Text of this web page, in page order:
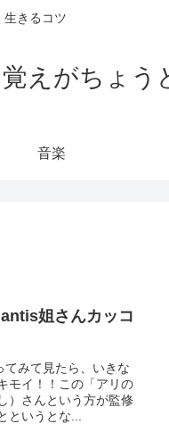
生きるコツ
えがちょう
音楽
姐さんカッコ
てみて見たら、いきな
モイ！！この「アリの
）さんという方が監修
というとな...